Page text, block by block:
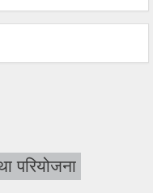
परियोजना